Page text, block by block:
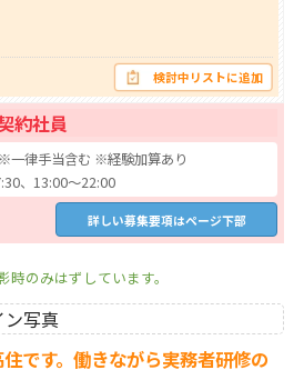
検討中リストに追加
約社員
律手当含む ※経験加算あり
、13:00～22:00
詳しい募集要項はページ下部
のみはずしています。
です。働きながら実務者研修の